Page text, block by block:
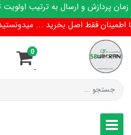
پردازش و ارسال به ترتیب اولویت
فقط اصل بخرید ... میدونستید گارانتی 18 ماهه ما شرایط
-
-
0